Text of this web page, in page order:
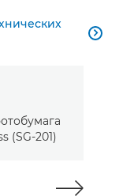
